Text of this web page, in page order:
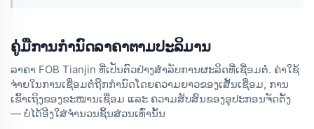
ຄູ່ມືການກຳນົດລາຄາຕາມປະລິມານ
ລາຄາ FOB Tianjin ທີ່ເປັນຕົວຢ່າງສຳລັບການຜະລິດທີ່ເຊື່ອມຕໍ່. ຄ່າໃຊ້
ຈ່າຍໃນການເຊື່ອມຕໍ່ຖືກກຳນົດໂດຍຄວາມຍາວຂອງເສັ້ນເຊື່ອມ, ການ
ເຂົ້າເຖິງຂອງຂະໜານເຊື່ອມ ແລະ ຄວາມສັບສົນຂອງອຸປະກອນຈັດຕັ້ງ
— ບໍ່ໄດ້ອີງໃສ່ຈຳນວນຊິ້ນສ່ວນເທົ່ານັ້ນ